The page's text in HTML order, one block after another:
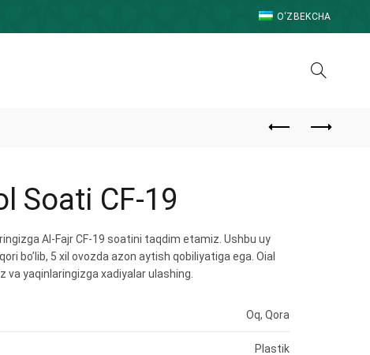
O‘ZBEKCHA
Soati CF-19
Al-Fajr CF-19 soatini taqdim etamiz. Ushbu uy
bo’lib, 5 xil ovozda azon aytish qobiliyatiga ega. Oial
va yaqinlaringizga xadiyalar ulashing.
Oq, Qora
Plastik